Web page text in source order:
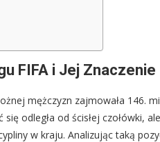
FIFA i Jej Znaczenie
mężczyzn zajmowała 146.
odległa od ścisłej czołówki,
w kraju. Analizując taką